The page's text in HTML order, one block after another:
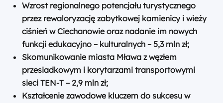
Wzrost regionalnego potencjału turystycznego
przez rewaloryzację zabytkowej kamienicy i wieży
ciśnień w Ciechanowie oraz nadanie im nowych
funkcji edukacyjno – kulturalnych – 5,3 mln zł;
Skomunikowanie miasta Mława z węzłem
przesiadkowym i korytarzami transportowymi
sieci TEN-T – 2,9 mln zł;
Kształcenie zawodowe kluczem do sukcesu w